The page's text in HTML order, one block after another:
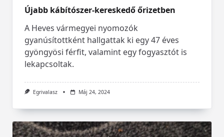
Újabb kábítószer-kereskedő őrizetben
A Heves vármegyei nyomozók
gyanúsítottként hallgattak ki egy 47 éves
gyöngyösi férfit, valamint egy fogyasztót is
lekapcsoltak.
Egrivalasz Máj 24, 2024